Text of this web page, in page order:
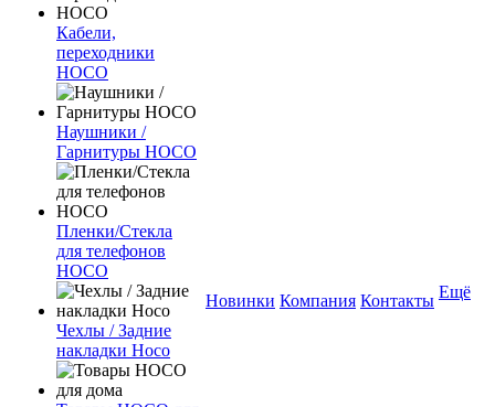
Кабели,
переходники
HOCO
Наушники /
Гарнитуры HOCO
Пленки/Стекла
для телефонов
HOCO
Чехлы / Задние
накладки Hoco
Новинки Компания Контакты Ещё